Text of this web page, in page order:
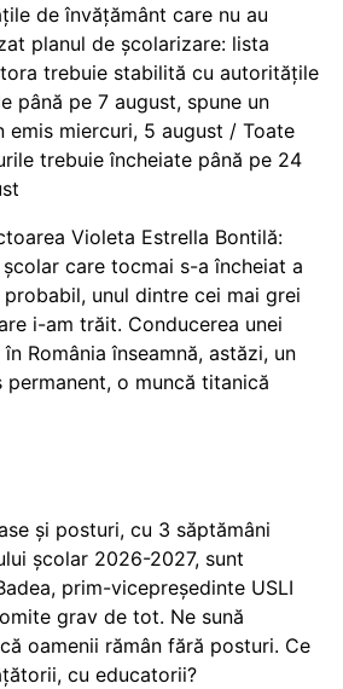
de învățământ care nu au
planul de școlarizare: lista
trebuie stabilită cu autoritățile
până pe 7 august, spune un
emis miercuri, 5 august / Toate
trebuie încheiate până pe 24
Violeta Estrella Bontilă:
școlar care tocmai s-a încheiat a
unul dintre cei mai grei
i-am trăit. Conducerea unei
România înseamnă, astăzi, un
permanent, o muncă titanică
și posturi, cu 3 săptămâni
școlar 2026-2027, sunt
prim-vicepreședinte USLI
grav de tot. Ne sună
oamenii rămân fără posturi. Ce
cu educatorii?